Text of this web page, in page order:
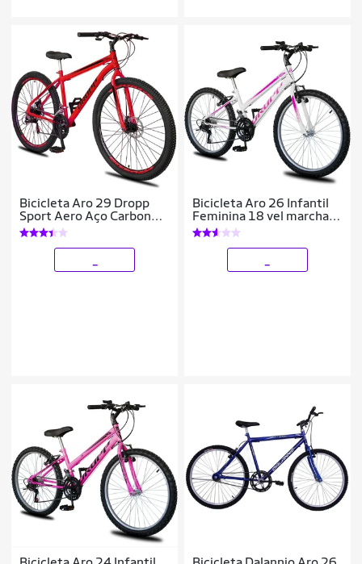
Bicicleta Aro 29 Dropp
Sport Aero Aço Carbono
21 Vel Marchas Freio a
Disco
Bicicleta Aro 26 Infantil
Feminina 18 vel marchas
Dropp Sport Freio V-
Brake